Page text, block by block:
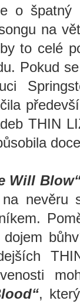
o
na
to celé
Pokud
THIN
Will
nevěru
,